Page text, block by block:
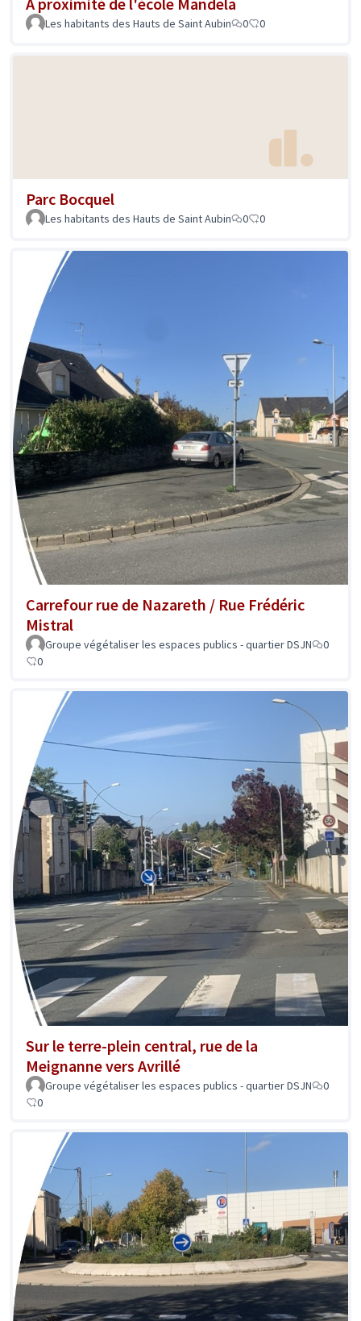
Les habitants des Hauts de Saint Aubin 0 0
Parc Bocquel
Les habitants des Hauts de Saint Aubin 0 0
Carrefour rue de Nazareth / Rue Frédéric
Mistral
Groupe végétaliser les espaces publics - quartier DSJN
0
0
Sur le terre-plein central, rue de la
Meignanne vers Avrillé
Groupe végétaliser les espaces publics - quartier DSJN
0
0